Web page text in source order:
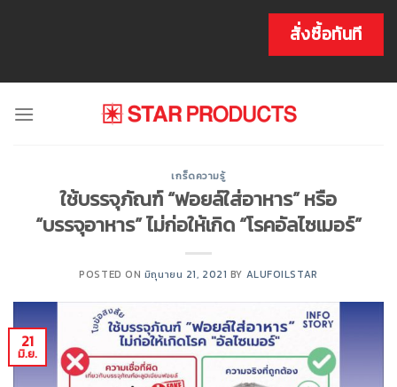
สั่งซื้อทันที
เกร็ดความรู้
ใช้บรรจุภัณฑ์ “ฟอยล์ใส่อาหาร” หรือ
“บรรจุอาหาร” ไม่ก่อให้เกิด “โรคอัลไซเมอร์”
POSTED ON มิถุนายน 21, 2021 BY ALUFOILSTAR
21
มิ.ย.